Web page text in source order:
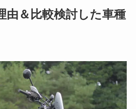
由＆比較検討した車種